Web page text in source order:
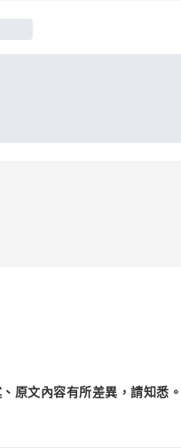
原文內容有所差異，請知悉。